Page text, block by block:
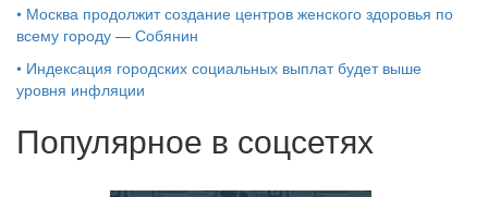
• Москва продолжит создание центров женского здоровья по
всему городу — Собянин
• Индексация городских социальных выплат будет выше
уровня инфляции
Популярное в соцсетях